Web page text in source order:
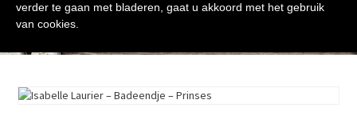
Shop
verder te gaan met bladeren, gaat u akkoord met het gebruik
van cookies.